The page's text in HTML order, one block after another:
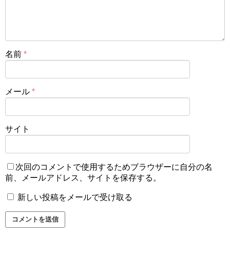
名前 *
メール *
サイト
次回のコメントで使用するためブラウザーに自分の名
前、メールアドレス、サイトを保存する。
新しい投稿をメールで受け取る